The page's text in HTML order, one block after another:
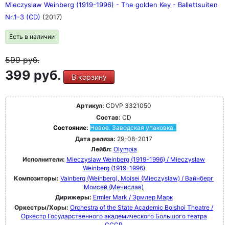
Mieczyslaw Weinberg (1919-1996) - The golden Key - Ballettsuiten
Nr.1-3 (CD) (2017)
Есть в наличии
599руб.
399 руб. В корзину
Артикул: CDVP 3321050
Состав: CD
Состояние: Новое. Заводская упаковка.
Дата релиза: 29-08-2017
Лейбл: Olympia
Исполнители: Mieczyslaw Weinberg (1919-1996) / Mieczyslaw
Weinberg (1919-1996)
Композиторы: Vainberg (Weinberg), Moisei (Mieczysław) / Вайнберг
Моисей (Мечислав)
Дирижеры: Ermler Mark / Эрмлер Марк
Оркестры/Хоры: Orchestra of the State Academic Bolshoi Theatre /
Оркестр Государственного академического Большого театра